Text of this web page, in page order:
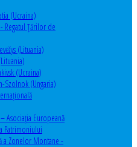
(Ucraina)
Regatul Ţărilor de
(Lituania)
(Ucraina)
Szolnok (Ungaria)
– Asociația Europeană
Patrimoniului
a Zonelor Montane -